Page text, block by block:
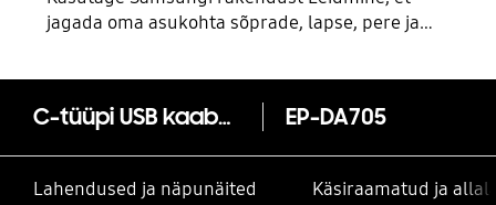
jagada oma asukohta sõprade, lapse, pere ja
C-tüüpi USB kaabel, 1 m EP-DA705
Lahendused ja näpunäited Käsiraamatud ja